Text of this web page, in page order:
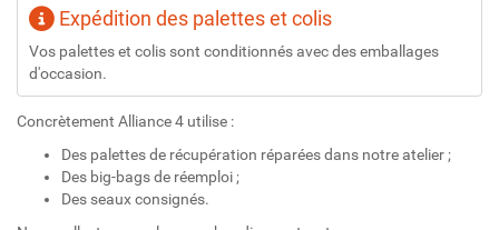
Expédition des palettes et colis
Vos palettes et colis sont conditionnés avec des emballages
d'occasion.
Concrètement Alliance 4 utilise :
Des palettes de récupération réparées dans notre atelier ;
Des big-bags de réemploi ;
Des seaux consignés.